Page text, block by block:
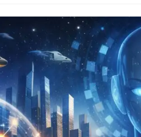
:
publication :